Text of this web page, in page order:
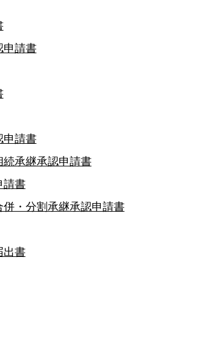
申請書
申請書
承継承認申請書
請書
・分割承継承認申請書
出書